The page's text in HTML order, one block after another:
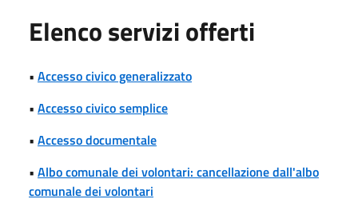
Elenco servizi offerti
• Accesso civico generalizzato
• Accesso civico semplice
• Accesso documentale
• Albo comunale dei volontari: cancellazione dall'albo
comunale dei volontari